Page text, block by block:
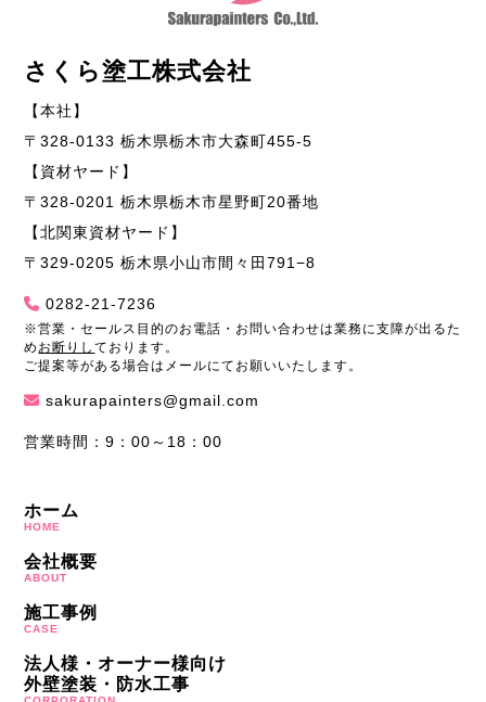
さくら塗工株式会社
【本社】
〒328-0133 栃木県栃木市大森町455-5
【資材ヤード】
〒328-0201 栃木県栃木市星野町20番地
【北関東資材ヤード】
〒329-0205 栃木県小山市間々田791−8
0282-21-7236
※営業・セールス目的のお電話・お問い合わせは業務に支障が出るた
め お断りしております。
ご提案等がある場合はメールにてお願いいたします。
sakurapainters@gmail.com
営業時間：9：00～18：00
ホーム
HOME
会社概要
ABOUT
施工事例
CASE
法人様・オーナー様向け
外壁塗装・防水工事